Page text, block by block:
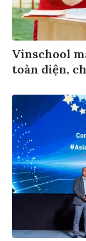
Vinschool
toàn diện,